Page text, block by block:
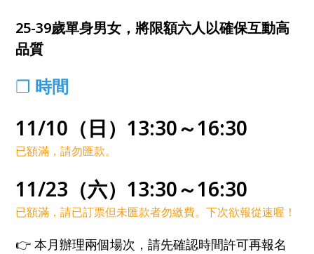
25-39歲單身男女， 將限額六人以確保互動高
品質
❐ 時間
11/10（日）13:30～16:30
已額滿，請勿匯款。
11/23（六）13:30～16:30
已額滿，請已訂票但未匯款者勿繳費。下次欲報從速喔！
👉 本月辦理兩個場次，請先確認時間許可再報名